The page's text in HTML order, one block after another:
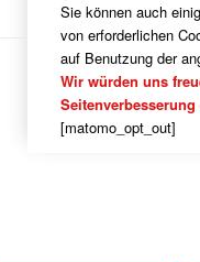
Sie können auch
von erforderlichen
auf Benutzung der
Wir würden uns
[matomo_opt_out]